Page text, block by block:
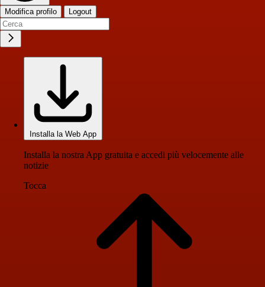
Modifica profilo Logout
Installa la Web App
Installa la nostra App gratuita e accedi più velocemente alle
notizie
Tocca